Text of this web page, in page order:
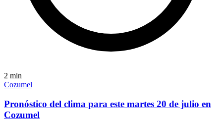
2 min
Cozumel
Pronóstico del clima para este martes 20 de julio en
Cozumel